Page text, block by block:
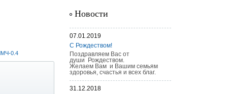
0.4
Новости
07.01.2019
С Рождеством!
Поздравляем Вас от
души Рождеством.
Желаем Вам и Вашим семьям
здоровья, счастья и всех благ.
31.12.2018